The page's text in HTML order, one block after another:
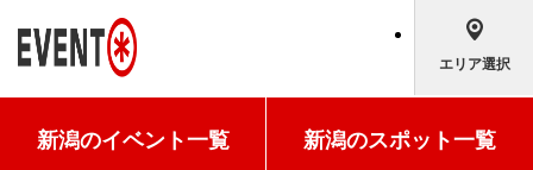
エリア選択
新潟のイベント一覧 新潟のスポット一覧